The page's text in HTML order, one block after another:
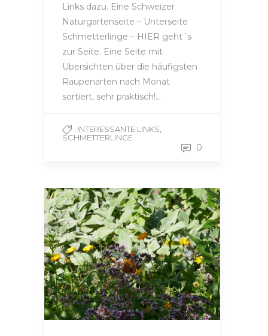
Links dazu. Eine Schweizer
Naturgartenseite – Unterseite
Schmetterlinge – HIER geht´s
zur Seite. Eine Seite mit
Übersichten über die häufigsten
Raupenarten nach Monat
sortiert, sehr praktisch!…
INTERESSANTE LINKS,
SCHMETTERLINGE
0